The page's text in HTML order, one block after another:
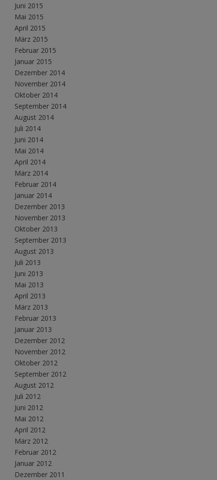
Juni 2015
Mai 2015
April 2015
März 2015
Februar 2015
Januar 2015
Dezember 2014
November 2014
Oktober 2014
September 2014
August 2014
Juli 2014
Juni 2014
Mai 2014
April 2014
März 2014
Februar 2014
Januar 2014
Dezember 2013
November 2013
Oktober 2013
September 2013
August 2013
Juli 2013
Juni 2013
Mai 2013
April 2013
März 2013
Februar 2013
Januar 2013
Dezember 2012
November 2012
Oktober 2012
September 2012
August 2012
Juli 2012
Juni 2012
Mai 2012
April 2012
März 2012
Februar 2012
Januar 2012
Dezember 2011